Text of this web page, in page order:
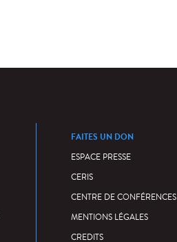
FAITES UN DON
ESPACE PRESSE
CERIS
CENTRE DE CONFÉRENCES
MENTIONS LÉGALES
CREDITS